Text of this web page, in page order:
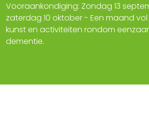
Vooraankondiging: Zondag 13
zaterdag 10 oktober - Een maand
kunst en activiteiten rondom
dementie.